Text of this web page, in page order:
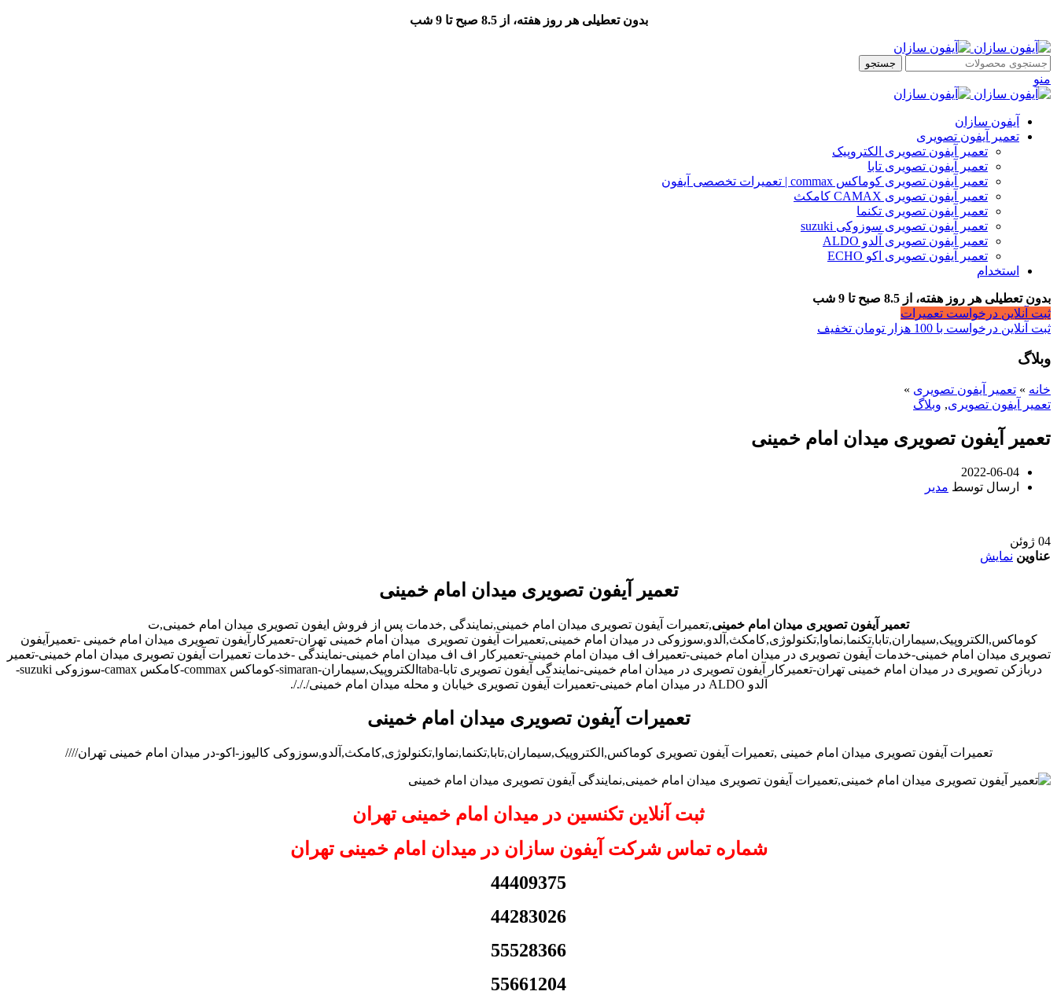
بدون تعطیلی هر روز هفته، از 8.5 صبح تا 9 شب
جستجو
منو
آیفون سازان
تعمیر آیفون تصویری
تعمیر آیفون تصویری الکتروپیک
تعمیر آیفون تصویری تابا
تعمیر آیفون تصویری کوماکس commax | تعمیرات تخصصی آیفون
تعمیر آیفون تصویری CAMAX کامکث
تعمیر آیفون تصویری تکنما
تعمیر آیفون تصویری سوزوکی suzuki
تعمیر آیفون تصویری آلدو ALDO
تعمیر آیفون تصویری اکو ECHO
استخدام
بدون تعطیلی هر روز هفته، از 8.5 صبح تا 9 شب
ثبت آنلاین درخواست تعمیرات
ثبت آنلاین درخواست با 100 هزار تومان تخفیف
وبلاگ
خانه » تعمیر آیفون تصویری »
تعمیر آیفون تصویری, وبلاگ
تعمیر آیفون تصویری میدان امام خمینی
2022-06-04
ارسال توسط مدیر
04 ژوئن
عناوین نمایش
تعمیر آیفون تصویری میدان امام خمینی
تعمیر آیفون تصویری میدان امام خمینی,تعمیرات آیفون تصویری میدان امام خمینی,نمایندگی ,خدمات پس از فروش ایفون تصویری میدان امام خمینی,ت
کوماکس,الکتروپیک,سیماران,تابا,تکنما,نماوا,تکنولوژی,کامکث,آلدو,سوزوکی در میدان امام خمینی,تعمیرات آیفون تصویری میدان امام خمینی تهران-تعمیرکارآیفون تصویری میدان امام خمینی -تعمیرآیفون
تصویری میدان امام خمینی-خدمات آیفون تصویری در میدان امام خمینی-تعمیراف اف میدان امام خمینی-تعمیرکار اف اف میدان امام خمینی-نمایندگی -خدمات تعمیرات آیفون تصویری میدان امام خمینی-تعمیر
دربازکن تصویری در میدان امام خمینی تهران-تعمیرکار آیفون تصویری در میدان امام خمینی-نمایندگی آیفون تصویری تابا-tabaالکتروپیک,سیماران-simaran-کوماکس commax-کامکس camax-سوزوکی suzuki-
آلدو ALDO در میدان امام خمینی-تعمیرات آیفون تصویری خیابان و محله میدان امام خمینی/././.
تعمیرات آیفون تصویری میدان امام خمینی
تعمیرات آیفون تصویری میدان امام خمینی ,تعمیرات آیفون تصویری کوماکس,الکتروپیک,سیماران,تابا,تکنما,نماوا,تکنولوژی,کامکث,آلدو,سوزوکی کالیوز-اکو-در میدان امام خمینی تهران////
ثبت آنلاین تکنسین در میدان امام خمینی تهران
شماره تماس شرکت آیفون سازان در میدان امام خمینی تهران
44409375
44283026
55528366
55661204